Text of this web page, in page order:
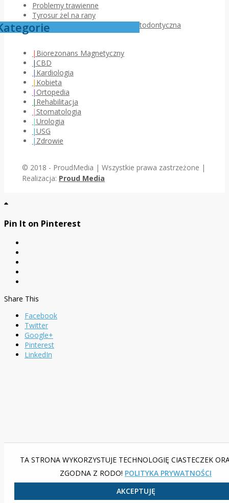
Problemy trawienne
Tyrosur żel na rany
Jak przebiega pierwsza wizyta ortodontyczna
Biorezonans Magnetyczny
CBD
Kardiologia
Kobieta
Ortopedia
Rehabilitacja
Stomatologia
Urologia
USG
Zdrowie
© 2018 - ProudMedia | Wszystkie prawa zastrzeżone |
Realizacja: Proud Media
Pin It on Pinterest
Share This
Facebook
Twitter
Google+
Pinterest
LinkedIn
TA STRONA WYKORZYSTUJE TECHNOLOGIĘ CIASTECZEK
ZGODNA Z RODO! POLITYKA PRYWATNOŚCI
AKCEPTUJĘ